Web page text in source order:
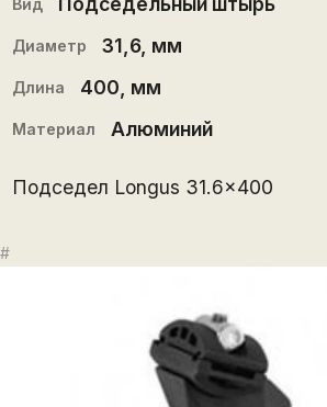
Диаметр 31,6, мм
Длина 400 , мм
Материал Алюминий
Подседел Longus 31.6x400
#